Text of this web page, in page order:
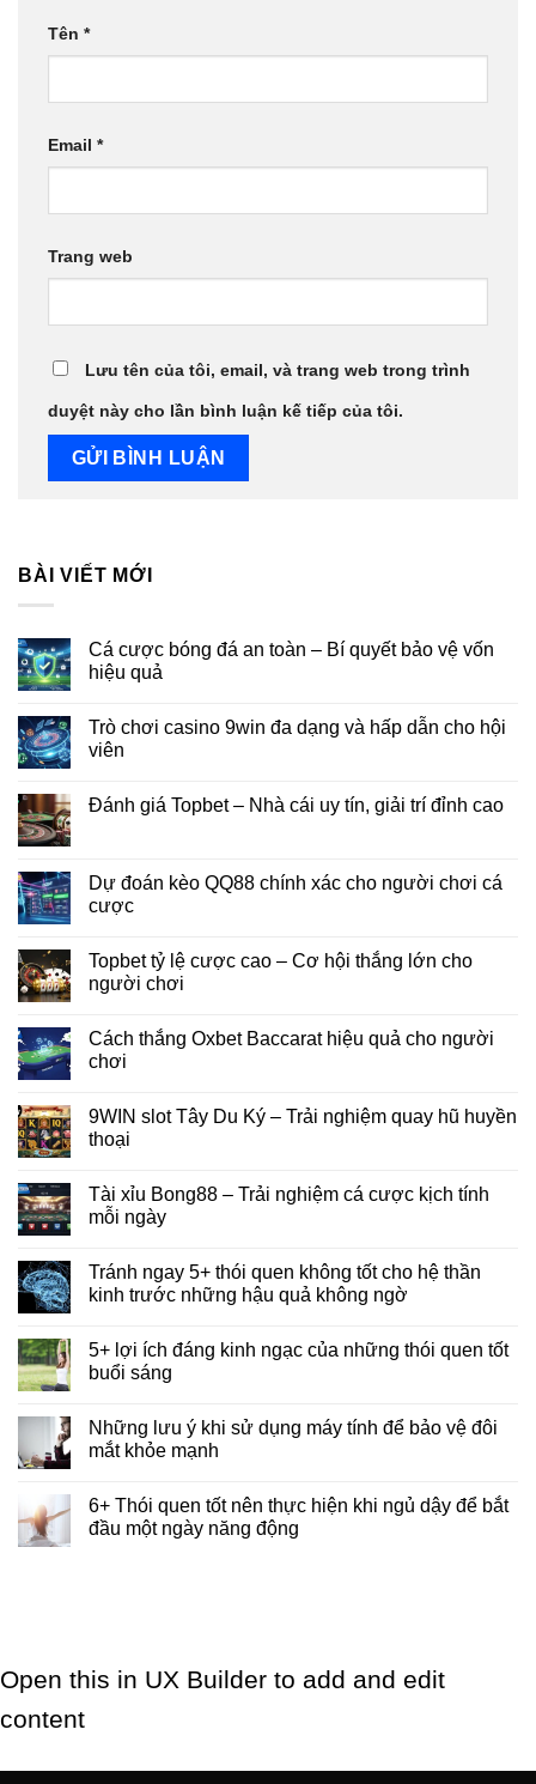
Tên *
Email *
Trang web
Lưu tên của tôi, email, và trang web trong trình
duyệt này cho lần bình luận kế tiếp của tôi.
BÀI VIẾT MỚI
Cá cược bóng đá an toàn – Bí quyết bảo vệ vốn
hiệu quả
Trò chơi casino 9win đa dạng và hấp dẫn cho hội
viên
Đánh giá Topbet – Nhà cái uy tín, giải trí đỉnh cao
Dự đoán kèo QQ88 chính xác cho người chơi cá
cược
Topbet tỷ lệ cược cao – Cơ hội thắng lớn cho
người chơi
Cách thắng Oxbet Baccarat hiệu quả cho người
chơi
9WIN slot Tây Du Ký – Trải nghiệm quay hũ huyền
thoại
Tài xỉu Bong88 – Trải nghiệm cá cược kịch tính
mỗi ngày
Tránh ngay 5+ thói quen không tốt cho hệ thần
kinh trước những hậu quả không ngờ
5+ lợi ích đáng kinh ngạc của những thói quen tốt
buổi sáng
Những lưu ý khi sử dụng máy tính để bảo vệ đôi
mắt khỏe mạnh
6+ Thói quen tốt nên thực hiện khi ngủ dậy để bắt
đầu một ngày năng động
Open this in UX Builder to add and edit
content